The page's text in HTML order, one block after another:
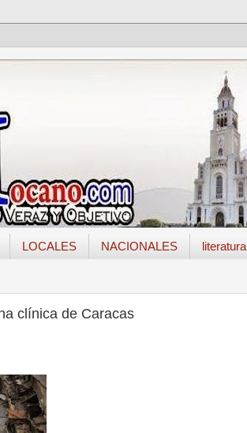
LOCALES NACIONALES literatura
clínica de Caracas